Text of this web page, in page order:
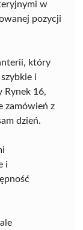
w
pozycji
który
i
Rynek 16,
zamówień z
dzień.
i